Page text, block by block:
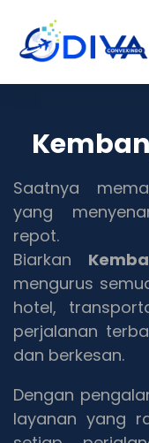
Saatnya
yang
repot.
Biarkan
mengurus
hotel,
perjalanan
dan berkesan.
Dengan
layanan yang